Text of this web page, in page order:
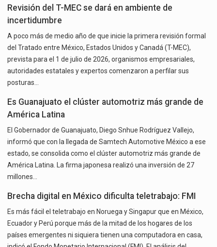
Revisión del T-MEC se dará en ambiente de
incertidumbre
A poco más de medio año de que inicie la primera revisión formal
del Tratado entre México, Estados Unidos y Canadá (T-MEC),
prevista para el 1 de julio de 2026, organismos empresariales,
autoridades estatales y expertos comenzaron a perfilar sus
posturas…
Es Guanajuato el clúster automotriz más grande de
América Latina
El Gobernador de Guanajuato, Diego Snhue Rodríguez Vallejo,
informó que con la llegada de Samtech Automotive México a ese
estado, se consolida como el clúster automotriz más grande de
América Latina. La firma japonesa realizó una inversión de 27
millones…
Brecha digital en México dificulta teletrabajo: FMI
Es más fácil el teletrabajo en Noruega y Singapur que en México,
Ecuador y Perú porque más de la mitad de los hogares de los
países emergentes ni siquiera tienen una computadora en casa,